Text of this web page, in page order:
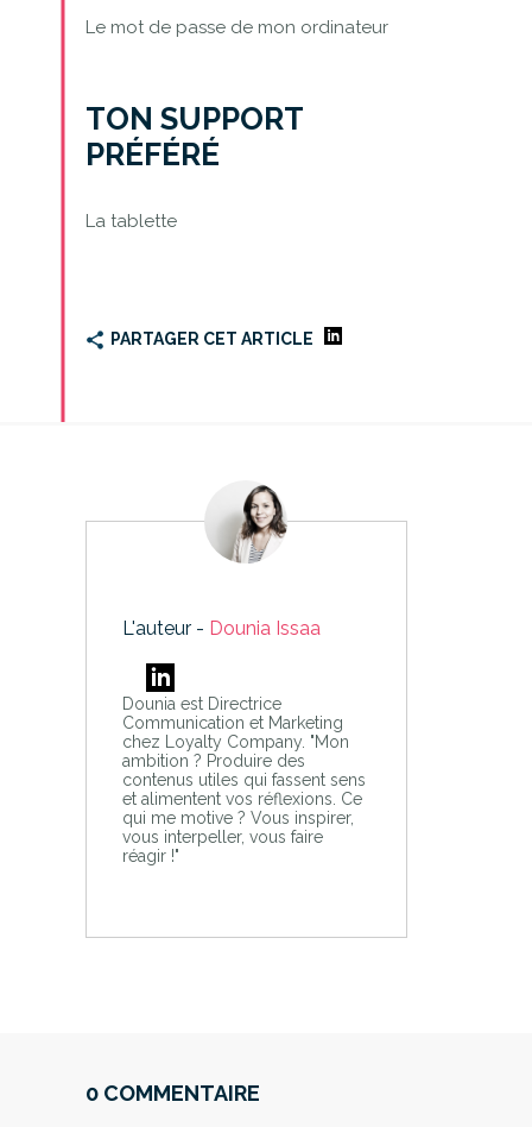
Le mot de passe de mon ordinateur
TON SUPPORT
PRÉFÉRÉ
La tablette
PARTAGER CET ARTICLE
L'auteur - Dounia Issaa
Dounia est Directrice
Communication et Marketing
chez Loyalty Company. "Mon
ambition ? Produire des
contenus utiles qui fassent sens
et alimentent vos réflexions. Ce
qui me motive ? Vous inspirer,
vous interpeller, vous faire
réagir !"
0 COMMENTAIRE